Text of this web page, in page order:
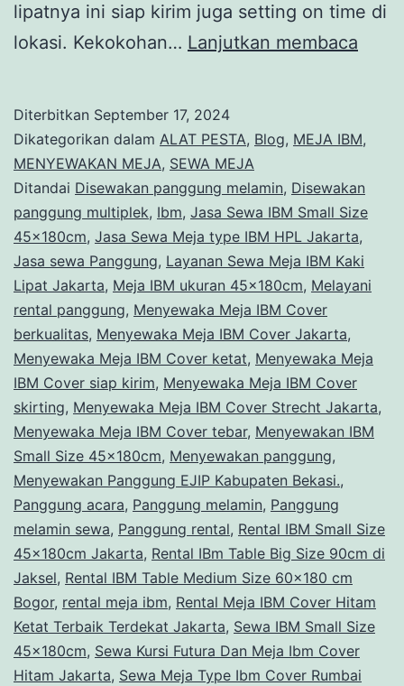
lipatnya ini siap kirim juga setting on time di
lokasi. Kekokohan… Lanjutkan membaca
Ibm
Area
Diterbitkan September 17, 2024
Dikategorikan dalam ALAT PESTA, Blog, MEJA IBM,
MENYEWAKAN MEJA, SEWA MEJA
Ditandai Disewakan panggung melamin, Disewakan
panggung multiplek, Ibm, Jasa Sewa IBM Small Size
45x180cm, Jasa Sewa Meja type IBM HPL Jakarta,
Jasa sewa Panggung, Layanan Sewa Meja IBM Kaki
Lipat Jakarta, Meja IBM ukuran 45x180cm, Melayani
rental panggung, Menyewaka Meja IBM Cover
berkualitas, Menyewaka Meja IBM Cover Jakarta,
Menyewaka Meja IBM Cover ketat, Menyewaka Meja
IBM Cover siap kirim, Menyewaka Meja IBM Cover
skirting, Menyewaka Meja IBM Cover Strecht Jakarta,
Menyewaka Meja IBM Cover tebar, Menyewakan IBM
Small Size 45x180cm, Menyewakan panggung,
Menyewakan Panggung EJIP Kabupaten Bekasi.,
Panggung acara, Panggung melamin, Panggung
melamin sewa, Panggung rental, Rental IBM Small Size
45x180cm Jakarta, Rental IBm Table Big Size 90cm di
Jaksel, Rental IBM Table Medium Size 60x180 cm
Bogor, rental meja ibm, Rental Meja IBM Cover Hitam
Ketat Terbaik Terdekat Jakarta, Sewa IBM Small Size
45x180cm, Sewa Kursi Futura Dan Meja Ibm Cover
Hitam Jakarta, Sewa Meja Type Ibm Cover Rumbai